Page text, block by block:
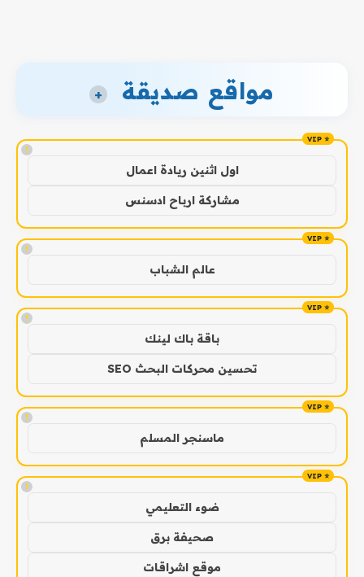
مواقع صديقة +
!
اول اثنين ريادة اعمال
مشاركة ارباح ادسنس
!
عالم الشباب
!
باقة باك لينك
تحسين محركات البحث SEO
!
ماسنجر المسلم
!
ضوء التعليمي
صحيفة برق
موقع اشراقات